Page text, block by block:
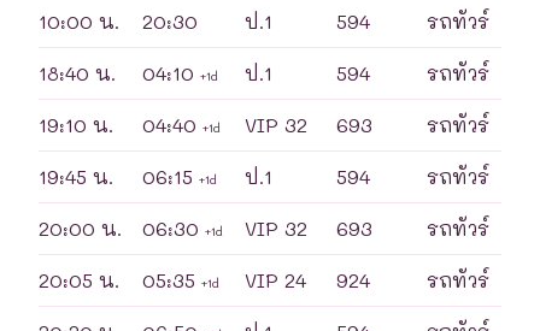
10:00 น. 20:30 ป.1 594 รถทัวร์
18:40 น. 04:10 +1d ป.1 594 รถทัวร์
19:10 น. 04:40 +1d VIP 32 693 รถทัวร์
19:45 น. 06:15 +1d ป.1 594 รถทัวร์
20:00 น. 06:30 +1d VIP 32 693 รถทัวร์
20:05 น. 05:35 +1d VIP 24 924 รถทัวร์